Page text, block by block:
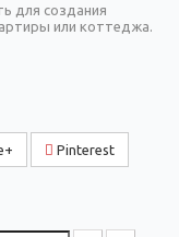
для создания
или коттеджа.
Pinterest